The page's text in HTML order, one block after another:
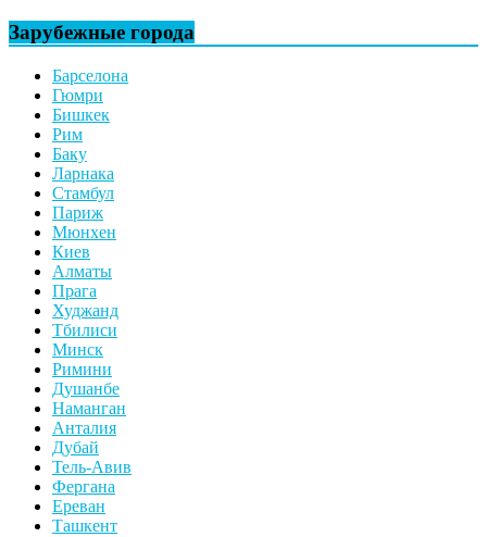
Зарубежные города
Барселона
Гюмри
Бишкек
Рим
Баку
Ларнака
Стамбул
Париж
Мюнхен
Киев
Алматы
Прага
Худжанд
Тбилиси
Минск
Римини
Душанбе
Наманган
Анталия
Дубай
Тель-Авив
Фергана
Ереван
Ташкент